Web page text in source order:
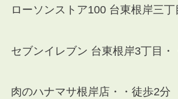
ローソンストア100 台東根岸三丁
セブンイレブン 台東根岸3丁目
肉のハナマサ根岸店・・徒歩2分